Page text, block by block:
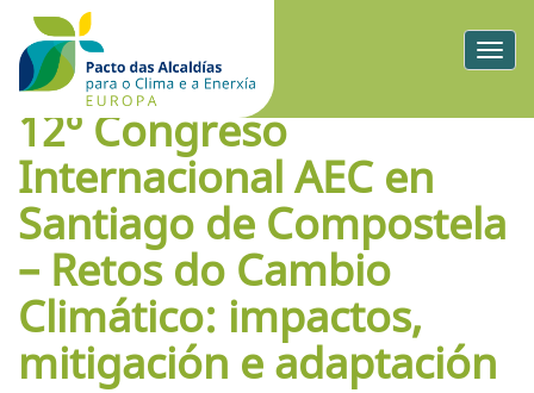
12º Congreso
Internacional AEC en
Santiago de Compostela
– Retos do Cambio
Climático: impactos,
mitigación e adaptación